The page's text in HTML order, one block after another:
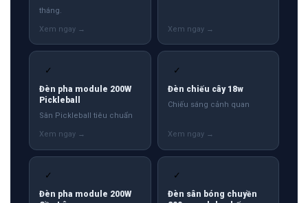
tháng.
✓
Đèn pha module 200W
Pickleball
Sân Pickleball tiêu chuẩn
✓
Đèn chiếu cây 18w
Chiếu sáng cảnh quan
✓
Đèn pha module 200W
✓
Đèn sân bóng chuyền